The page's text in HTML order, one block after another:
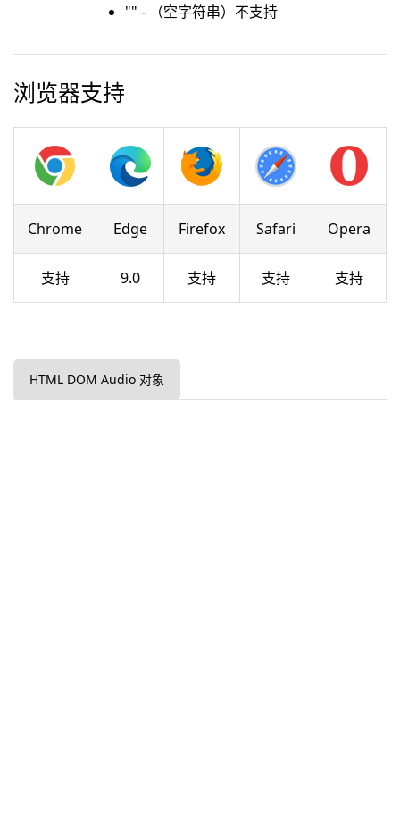
"" - （空字符串）不支持
浏览器支持
Chrome Edge Firefox Safari Opera
支持 9.0 支持 支持 支持
HTML DOM Audio 对象